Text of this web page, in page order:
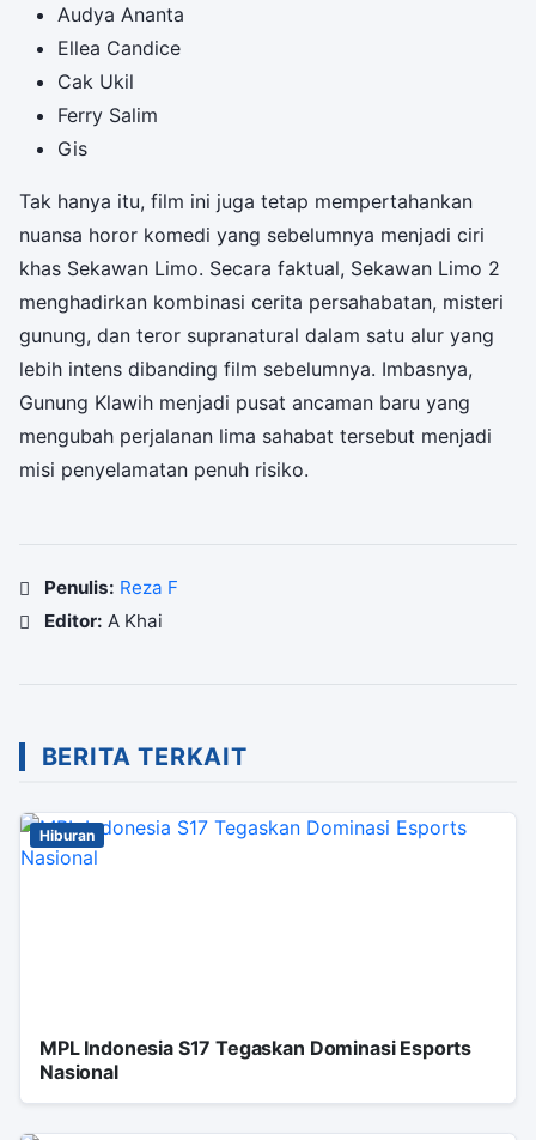
Audya Ananta
Ellea Candice
Cak Ukil
Ferry Salim
Gis
Tak hanya itu, film ini juga tetap mempertahankan
nuansa horor komedi yang sebelumnya menjadi ciri
khas Sekawan Limo. Secara faktual, Sekawan Limo 2
menghadirkan kombinasi cerita persahabatan, misteri
gunung, dan teror supranatural dalam satu alur yang
lebih intens dibanding film sebelumnya. Imbasnya,
Gunung Klawih menjadi pusat ancaman baru yang
mengubah perjalanan lima sahabat tersebut menjadi
misi penyelamatan penuh risiko.
Penulis: Reza F
Editor: A Khai
BERITA TERKAIT
Hiburan
MPL Indonesia S17 Tegaskan Dominasi Esports
Nasional